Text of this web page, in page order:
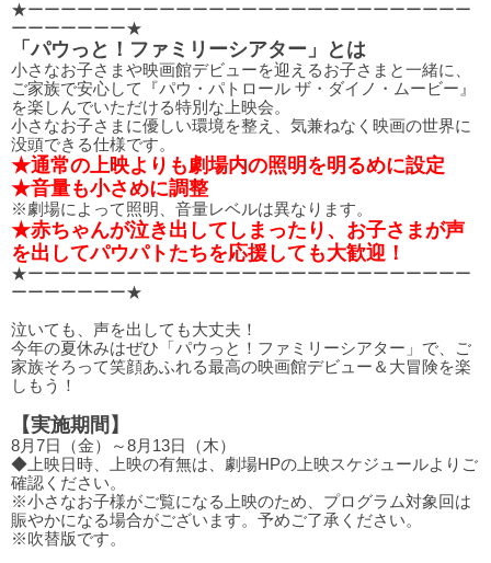
★ーーーーーーーーーーーーーーーーーーーーーーーーーーー
ーーーーーーー★
「パウっと！ファミリーシアター」とは
小さなお子さまや映画館デビューを迎えるお子さまと一緒に、
ご家族で安心して『パウ・パトロール ザ・ダイノ・ムービー』
を楽しんでいただける特別な上映会。
小さなお子さまに優しい環境を整え、気兼ねなく映画の世界に
没頭できる仕様です。
★通常の上映よりも劇場内の照明を明るめに設定
★音量も小さめに調整
※劇場によって照明、音量レベルは異なります。
★赤ちゃんが泣き出してしまったり、お子さまが声
を出してパウパトたちを応援しても大歓迎！
★ーーーーーーーーーーーーーーーーーーーーーーーーーーー
ーーーーーーー★
泣いても、声を出しても大丈夫！
今年の夏休みはぜひ「パウっと！ファミリーシアター」で、ご
家族そろって笑顔あふれる最高の映画館デビュー＆大冒険を楽
しもう！
【実施期間】
8月7日（金）～8月13日（木）
◆上映日時、上映の有無は、劇場HPの上映スケジュールよりご
確認ください。
※小さなお子様がご覧になる上映のため、プログラム対象回は
賑やかになる場合がございます。予めご了承ください。
※吹替版です。